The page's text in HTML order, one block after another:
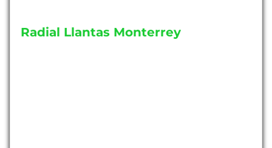
Radial Llantas Monterrey